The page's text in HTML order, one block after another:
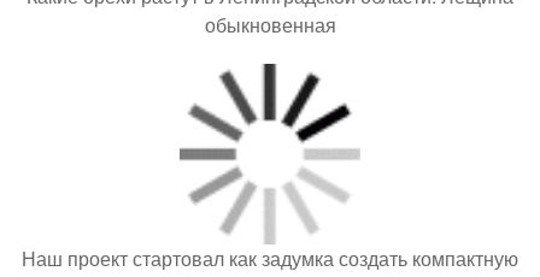
Наш проект стартовал как задумка создать компактную
беседку для отдыха.